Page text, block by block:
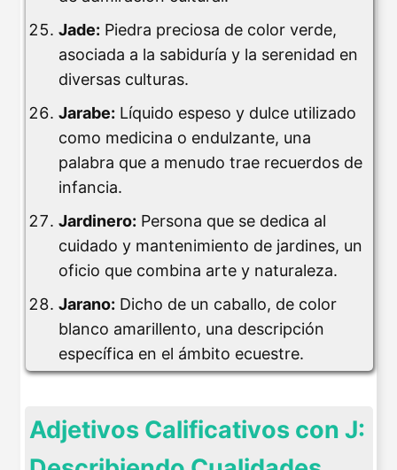
Jade: Piedra preciosa de color verde,
asociada a la sabiduría y la serenidad en
diversas culturas.
Jarabe: Líquido espeso y dulce utilizado
como medicina o endulzante, una
palabra que a menudo trae recuerdos de
infancia.
Jardinero: Persona que se dedica al
cuidado y mantenimiento de jardines, un
oficio que combina arte y naturaleza.
Jarano: Dicho de un caballo, de color
blanco amarillento, una descripción
específica en el ámbito ecuestre.
Adjetivos Calificativos con J: